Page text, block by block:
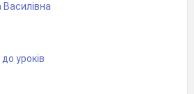
уроків